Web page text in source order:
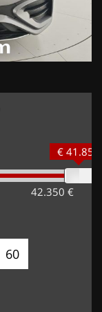
42.350 €
€ 41.850
60